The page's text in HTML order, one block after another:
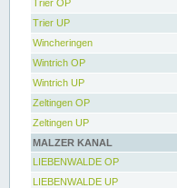
Trier OP
Trier UP
Wincheringen
Wintrich OP
Wintrich UP
Zeltingen OP
Zeltingen UP
MALZER KANAL
LIEBENWALDE OP
LIEBENWALDE UP